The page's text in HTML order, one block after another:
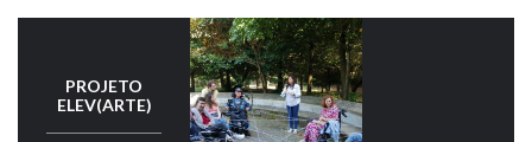
PROJETO
ELEV(ARTE)